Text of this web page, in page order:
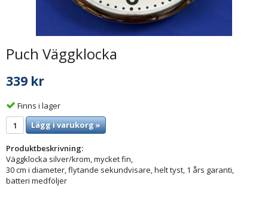
Puch Väggklocka
339 kr
Finns i lager
Lägg i varukorg »
Produktbeskrivning:
Väggklocka silver/krom, mycket fin,
30 cm i diameter, flytande sekundvisare, helt tyst, 1 års garanti,
batteri medföljer